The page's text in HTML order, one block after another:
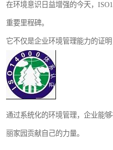
在环境意识日益增强的今天，
重要里程碑。
它不仅是企业环境管理能力的证
通过系统化的环境管理，企业能
丽家园贡献自己的力量。